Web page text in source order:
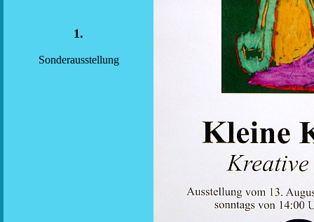
1.
Sonderausstellung